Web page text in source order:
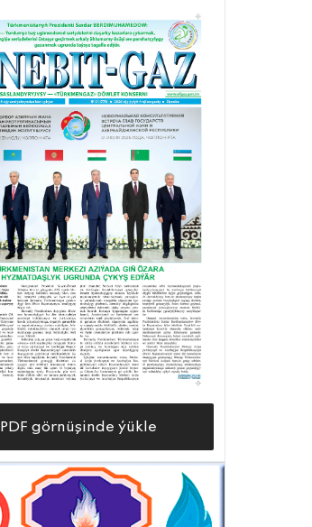
PDF görnüşinde ýükle